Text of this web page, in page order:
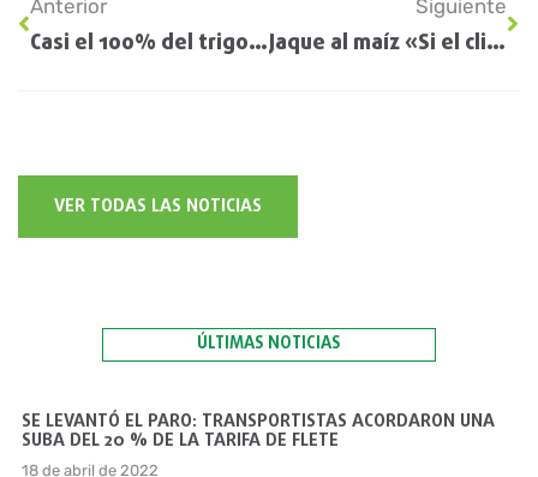
Anterior
Casi el 100% del trigo y lino sembrado en Entre Ríos está en muy buen estado, pero con plagas
Siguiente
Jaque al maíz «Si el clima no cambia, se piensa no sembrar y guardar la semilla comprada»
VER TODAS LAS NOTICIAS
ÚLTIMAS NOTICIAS
SE LEVANTÓ EL PARO: TRANSPORTISTAS ACORDARON UNA
SUBA DEL 20 % DE LA TARIFA DE FLETE
18 de abril de 2022